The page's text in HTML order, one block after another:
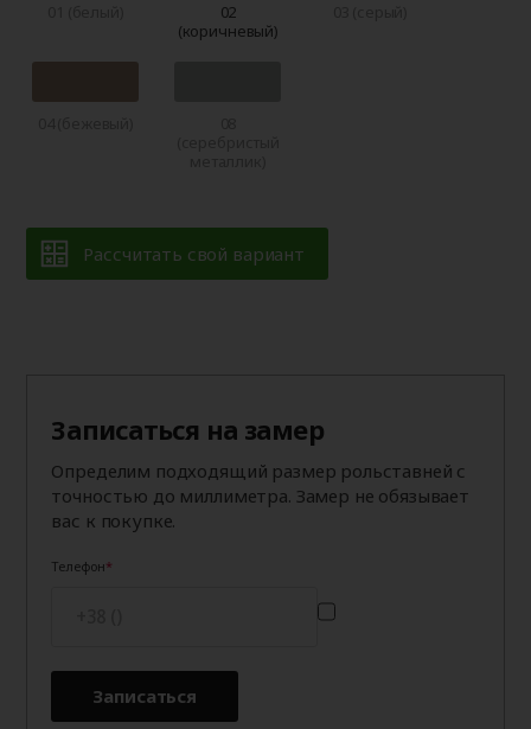
02
(коричневый)
Рассчитать свой вариант
Записаться на замер
Определим подходящий размер рольставней с
точностью до миллиметра. Замер не обязывает
вас к покупке.
Телефон
Записаться